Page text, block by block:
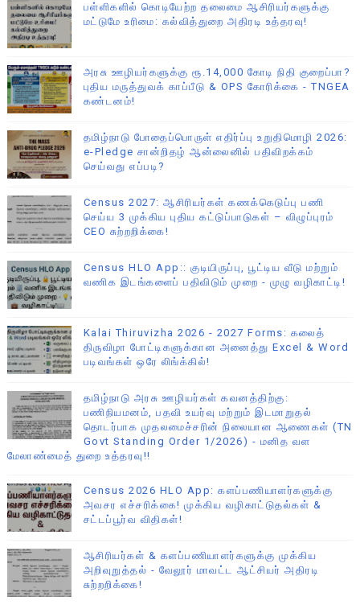
பள்ளிகளில் கொடியேற்ற தலைமை ஆசிரியர்களுக்கு
மட்டுமே உரிமை: கல்வித்துறை அதிரடி உத்தரவு!
அரசு ஊழியர்களுக்கு ரூ.14,000 கோடி நிதி குறைப்பா?
புதிய மருத்துவக் காப்பீடு & OPS கோரிக்கை - TNGEA
கண்டனம்!
தமிழ்நாடு போதைப்பொருள் எதிர்ப்பு உறுதிமொழி 2026:
e-Pledge சான்றிதழ் ஆன்லைனில் பதிவிறக்கம்
செய்வது எப்படி?
Census 2027: ஆசிரியர்கள் கணக்கெடுப்பு பணி
செய்ய 3 முக்கிய புதிய கட்டுப்பாடுகள் – விழுப்புரம்
CEO சுற்றறிக்கை!
Census HLO App:: குடியிருப்பு, பூட்டிய வீடு மற்றும்
வணிக இடங்களைப் பதிவிடும் முறை - முழு வழிகாட்டி!
Kalai Thiruvizha 2026 - 2027 Forms: கலைத்
திருவிழா போட்டிகளுக்கான அனைத்து Excel & Word
படிவங்கள் ஒரே லிங்க்கில்!
தமிழ்நாடு அரசு ஊழியர்கள் கவனத்திற்கு:
பணிநியமனம், பதவி உயர்வு மற்றும் இடமாறுதல்
தொடர்பாக முதலமைச்சரின் நிலையான ஆணைகள் (TN
Govt Standing Order 1/2026) - மனித வள
மேலாண்மைத் துறை உத்தரவு!!
Census 2026 HLO App: களப்பணியாளர்களுக்கு
அவசர எச்சரிக்கை! முக்கிய வழிகாட்டுதல்கள் &
சட்டப்பூர்வ விதிகள்!
ஆசிரியர்கள் & களப்பணியாளர்களுக்கு முக்கிய
அறிவுறுத்தல் - வேலூர் மாவட்ட ஆட்சியர் அதிரடி
சுற்றறிக்கை!